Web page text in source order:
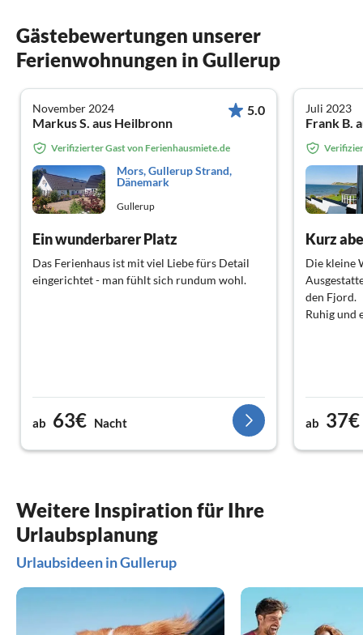
Gästebewertungen unserer
Ferienwohnungen in Gullerup
November 2024
Markus S. aus Heilbronn
5.0
Verifizierter Gast von Ferienhausmiete.de
Mors, Gullerup Strand,
Dänemark
Gullerup
Ein wunderbarer Platz
Das Ferienhaus ist mit viel Liebe fürs Detail
eingerichtet - man fühlt sich rundum wohl.
ab 63€ Nacht
Juli 2023
Kurz
Die kleine
den Fjord.
Ruhig und
ab 37€
Weitere Inspiration für Ihre
Urlaubsplanung
Urlaubsideen in Gullerup